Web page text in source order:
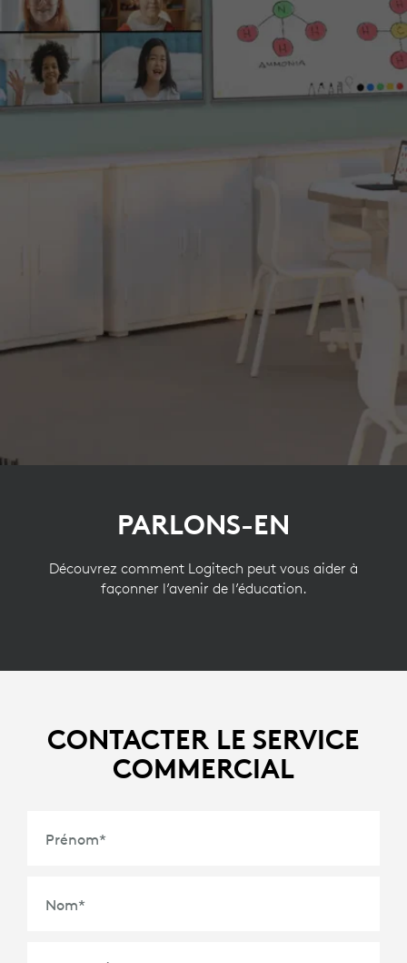
PARLONS-EN
Découvrez comment Logitech peut vous aider à
façonner l’avenir de l’éducation.
CONTACTER LE SERVICE
COMMERCIAL
Prénom*
Nom*